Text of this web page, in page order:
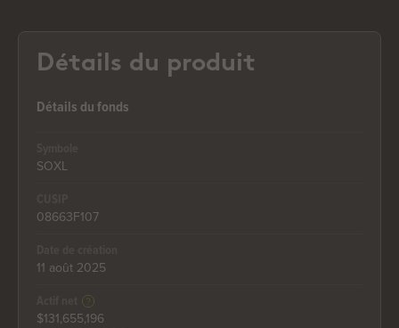
Détails du produit
Détails du fonds
SOXL
08663F107
11 août 2025
$131,655,196